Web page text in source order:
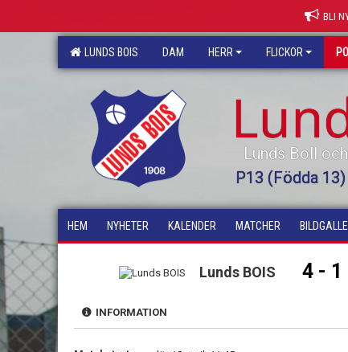
BLI
LUNDS BOIS DAM HERR FLICKOR
Lunds Boll
P13 (Födda 13)
HEM NYHETER KALENDER MATCHER
Lunds BOIS 4 - 1
INFORMATION